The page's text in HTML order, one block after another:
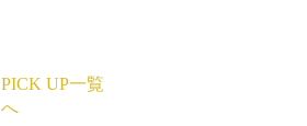
PICK UP一覧
へ